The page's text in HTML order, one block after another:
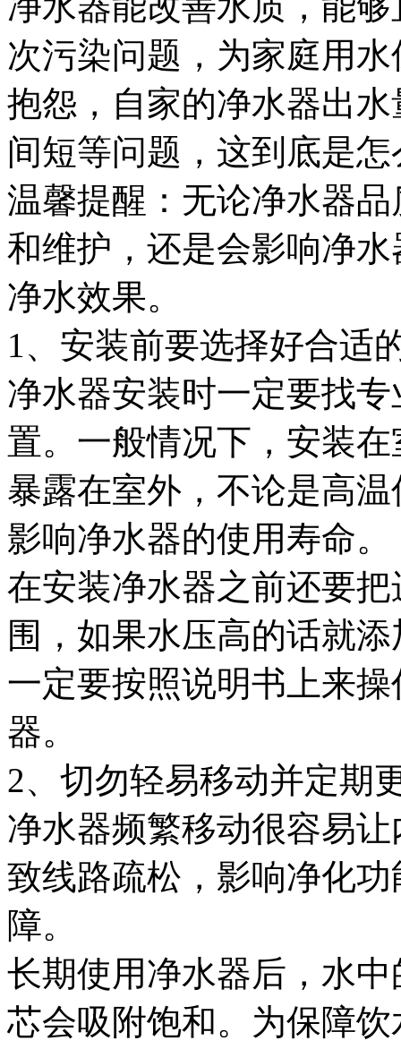
次污染问题，为家庭用
抱怨，自家的净水器出
间短等问题，这到底是
温馨提醒：无论净水器
和维护，还是会影响净
净水效果。
1、安装前要选择好合适
净水器安装时一定要找
置。一般情况下，安装
暴露在室外，不论是高
影响净水器的使用寿命。
在安装净水器之前还要
围，如果水压高的话就
一定要按照说明书上来
器。
2、切勿轻易移动并定期
净水器频繁移动很容易
致线路疏松，影响净化
障。
长期使用净水器后，水
芯会吸附饱和。为保障